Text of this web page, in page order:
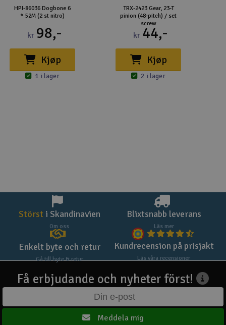
HPI-86036 Dogbone 6
* 52M (2 st nitro)
kr 98,-
Kjøp
1 i lager
TRX-2423 Gear, 23-T
pinion (48-pitch) / set
screw
kr 44,-
Kjøp
2 i lager
Störst i Skandinavien
Om oss
Blixtsnabb leverans
Läs mer
Enkelt byte och retur
Gå till byte & retur
Kundrecension på prisjakt
Läs våra recensioner
Få erbjudande och nyheter först!
Meddela mig